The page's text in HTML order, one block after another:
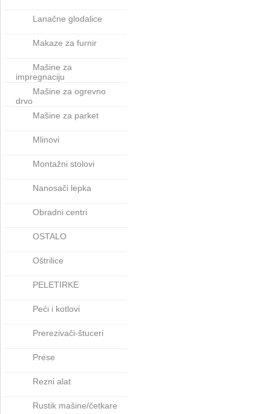
Lanačne glodalice
Makaze za furnir
Mašine za
impregnaciju
Mašine za ogrevno
drvo
Mašine za parket
Mlinovi
Montažni stolovi
Nanosači lepka
Obradni centri
OSTALO
Oštrilice
PELETIRKE
Peći i kotlovi
Prerezivači-štuceri
Prese
Rezni alat
Rustik mašine/četkare